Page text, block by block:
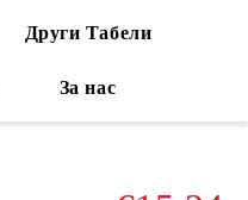
Други Табели
За нас